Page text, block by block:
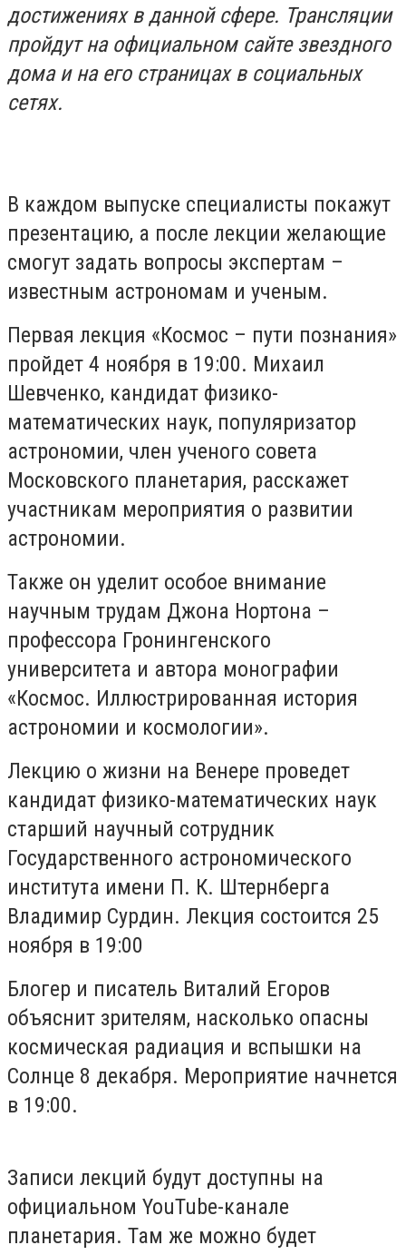
достижениях в данной сфере. Трансляции
пройдут на официальном сайте звездного
дома и на его страницах в социальных
сетях.
В каждом выпуске специалисты покажут
презентацию, а после лекции желающие
смогут задать вопросы экспертам –
известным астрономам и ученым.
Первая лекция «Космос – пути познания»
пройдет 4 ноября в 19:00. Михаил
Шевченко, кандидат физико-
математических наук, популяризатор
астрономии, член ученого совета
Московского планетария, расскажет
участникам мероприятия о развитии
астрономии.
Также он уделит особое внимание
научным трудам Джона Нортона –
профессора Гронингенского
университета и автора монографии
«Космос. Иллюстрированная история
астрономии и космологии».
Лекцию о жизни на Венере проведет
кандидат физико-математических наук
старший научный сотрудник
Государственного астрономического
института имени П. К. Штернберга
Владимир Сурдин. Лекция состоится 25
ноября в 19:00
Блогер и писатель Виталий Егоров
объяснит зрителям, насколько опасны
космическая радиация и вспышки на
Солнце 8 декабря. Мероприятие начнется
в 19:00.
Записи лекций будут доступны на
официальном YouTube-канале
планетария. Там же можно будет